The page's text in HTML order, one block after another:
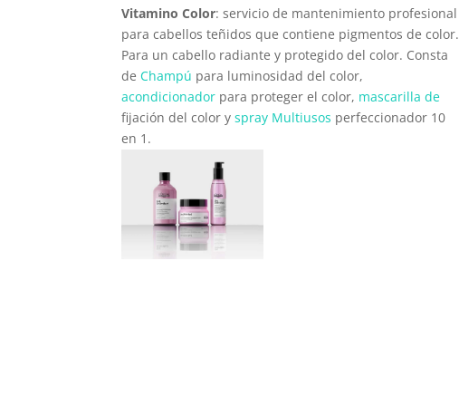
Vitamino Color: servicio de mantenimiento profesional
para cabellos teñidos que contiene pigmentos de color.
Para un cabello radiante y protegido del color. Consta
deChampú para luminosidad del color,
acondicionador para proteger el color, mascarilla de
fijación del color yspray Multiusos perfeccionador 10
en 1.